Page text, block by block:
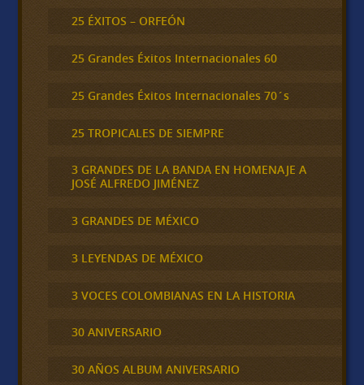
25 ÉXITOS – ORFEÓN
25 Grandes Éxitos Internacionales 60
25 Grandes Éxitos Internacionales 70´s
25 TROPICALES DE SIEMPRE
3 GRANDES DE LA BANDA EN HOMENAJE A
JOSÉ ALFREDO JIMÉNEZ
3 GRANDES DE MÉXICO
3 LEYENDAS DE MÉXICO
3 VOCES COLOMBIANAS EN LA HISTORIA
30 ANIVERSARIO
30 AÑOS ALBUM ANIVERSARIO